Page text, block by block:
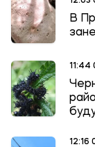
В
11:44
12:16